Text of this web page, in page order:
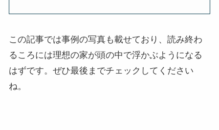
この記事では事例の写真も載せており、読み終わ
るころには理想の家が頭の中で浮かぶようになる
はずです。ぜひ最後までチェックしてください
ね。